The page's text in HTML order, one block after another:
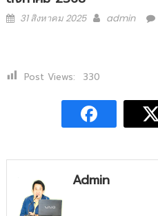
31 สิงหาคม 2025 admin
Post Views: 330
Admin